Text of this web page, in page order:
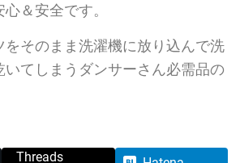
＆安全です。
をそのまま洗濯機に放り込んで洗
いてしまうダンサーさん必需品の
Threads